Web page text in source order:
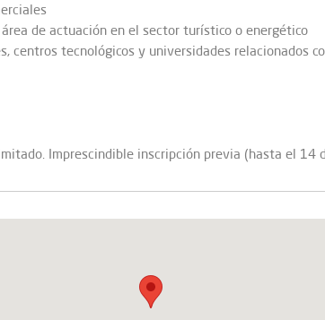
de actuación en el sector turístico o energético
centros tecnológicos y universidades relacionados
Imprescindible inscripción previa (hasta el 14